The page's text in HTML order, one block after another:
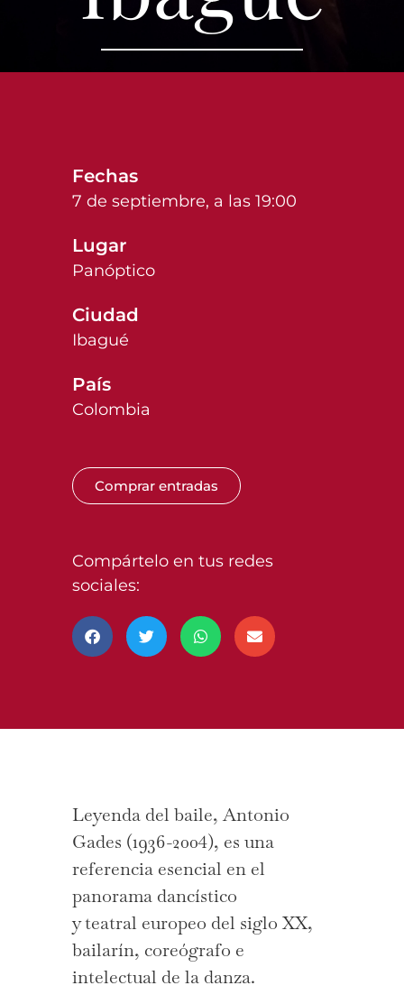
Fechas
7 de septiembre, a las 19:00
Lugar
Panóptico
Ciudad
Ibagué
País
Colombia
Comprar entradas
Compártelo en tus redes
sociales:
Leyenda del baile,Antonio
Gades (1936-2004), es una
referencia esencial en el
panorama dancístico
y teatral europeo del siglo XX,
bailarín, coreógrafo e
intelectual de la danza.